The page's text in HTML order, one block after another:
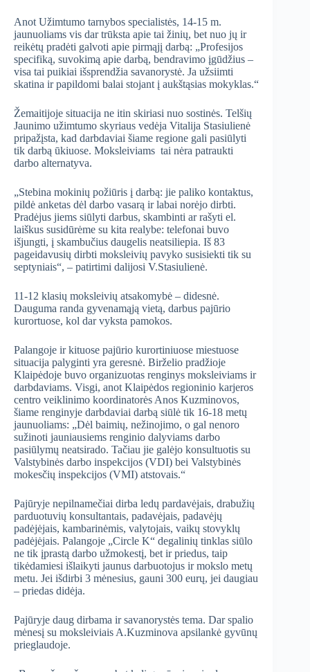
Anot Užimtumo tarnybos specialistės, 14-15 m.
jaunuoliams vis dar trūksta apie tai žinių, bet nuo jų ir
reikėtų pradėti galvoti apie pirmąjį darbą: „Profesijos
specifiką, suvokimą apie darbą, bendravimo įgūdžius –
visa tai puikiai išsprendžia savanorystė. Ja užsiimti
skatina ir papildomi balai stojant į aukštąsias mokyklas.“
Žemaitijoje situacija ne itin skiriasi nuo sostinės. Telšių
Jaunimo užimtumo skyriaus vedėja Vitalija Stasiulienė
pripažįsta, kad darbdaviai šiame regione gali pasiūlyti
tik darbą ūkiuose. Moksleiviams tai nėra patraukti
darbo alternatyva.
„Stebina mokinių požiūris į darbą: jie paliko kontaktus,
pildė anketas dėl darbo vasarą ir labai norėjo dirbti.
Pradėjus jiems siūlyti darbus, skambinti ar rašyti el.
laiškus susidūrėme su kita realybe: telefonai buvo
išjungti, į skambučius daugelis neatsiliepia. Iš 83
pageidavusių dirbti moksleivių pavyko susisiekti tik su
septyniais“, – patirtimi dalijosi V.Stasiulienė.
11-12 klasių moksleivių atsakomybė – didesnė.
Dauguma randa gyvenamąją vietą, darbus pajūrio
kurortuose, kol dar vyksta pamokos.
Palangoje ir kituose pajūrio kurortiniuose miestuose
situacija palyginti yra geresnė. Birželio pradžioje
Klaipėdoje buvo organizuotas renginys moksleiviams ir
darbdaviams. Visgi, anot Klaipėdos regioninio karjeros
centro veiklinimo koordinatorės Anos Kuzminovos,
šiame renginyje darbdaviai darbą siūlė tik 16-18 metų
jaunuoliams: „Dėl baimių, nežinojimo, o gal nenoro
sužinoti jauniausiems renginio dalyviams darbo
pasiūlymų neatsirado. Tačiau jie galėjo konsultuotis su
Valstybinės darbo inspekcijos (VDI) bei Valstybinės
mokesčių inspekcijos (VMI) atstovais.“
Pajūryje nepilnamečiai dirba ledų pardavėjais, drabužių
parduotuvių konsultantais, padavėjais, padavėjų
padėjėjais, kambarinėmis, valytojais, vaikų stovyklų
padėjėjais. Palangoje „Circle K“ degalinių tinklas siūlo
ne tik įprastą darbo užmokestį, bet ir priedus, taip
tikėdamiesi išlaikyti jaunus darbuotojus ir mokslo metų
metu. Jei išdirbi 3 mėnesius, gauni 300 eurų, jei daugiau
– priedas didėja.
Pajūryje daug dirbama ir savanorystės tema. Dar spalio
mėnesį su moksleiviais A.Kuzminova apsilankė gyvūnų
prieglaudoje.